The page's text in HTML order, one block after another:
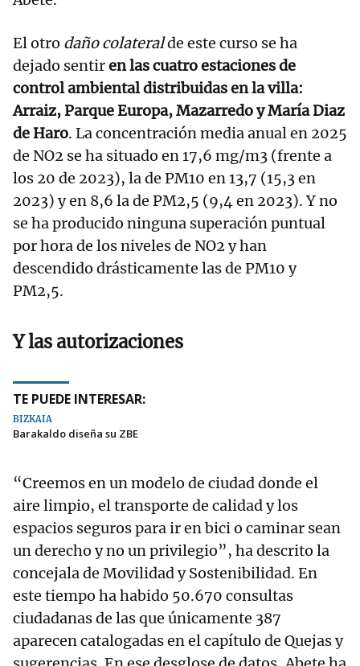
El otro daño colateralde este curso se ha
dejado sentiren las cuatro estaciones de
control ambiental distribuidas en la villa:
Arraiz, Parque Europa, Mazarredo y María Diaz
de Haro. La concentración media anual en 2025
de NO2 se ha situado en 17,6 mg/m3 (frente a
los 20 de 2023), la de PM10 en 13,7 (15,3 en
2023) y en 8,6 la de PM2,5 (9,4 en 2023). Y no
se ha producido ninguna superación puntual
por hora de los niveles de NO2 y han
descendido drásticamente las de PM10 y
PM2,5.
Y las autorizaciones
TE PUEDE INTERESAR:
BIZKAIA
Barakaldo diseña su ZBE
“Creemos en un modelo de ciudad donde el
aire limpio, el transporte de calidad y los
espacios seguros para ir en bici o caminar sean
un derecho y no un privilegio”, ha descrito la
concejala de Movilidad y Sostenibilidad. En
este tiempo ha habido 50.670 consultas
ciudadanas de las que únicamente 387
aparecen catalogadas en el capítulo de Quejas y